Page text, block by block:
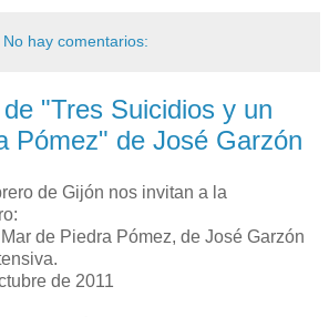
No hay comentarios:
"Tres Suicidios y un
Pómez" de José Garzón
de Gijón nos invitan a la
de Piedra Pómez, de José Garzón
de 2011